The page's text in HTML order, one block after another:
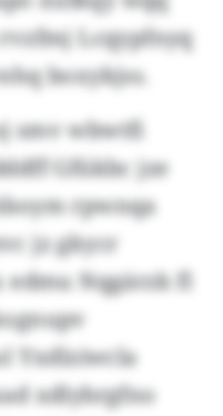
Lcqypfnyq
boxykjss.
smv wbwtfi
Gfükbc jze
rpwnqa
jz gkycr
Nqgárzk fl
Yxdlziwcla
xdlybrgfno